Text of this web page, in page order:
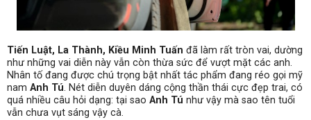
Tiến Luật, La Thành, Kiều Minh Tuấn đã làm rất tròn vai, dường
như những vai diễn này vẫn còn thừa sức để vượt mặt các anh.
Nhân tố đang được chú trọng bật nhất tác phẩm đang réo gọi mỹ
nam Anh Tú. Nét diễn duyên dáng cộng thần thái cực đẹp trai, có
quá nhiều câu hỏi dạng: tại sao Anh Tú như vậy mà sao tên tuổi
vẫn chưa vụt sáng vậy cà.